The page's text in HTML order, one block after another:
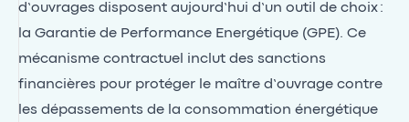
d’ouvrages disposent aujourd’hui d’un outil de choix :
la Garantie de Performance Energétique (GPE). Ce
mécanisme contractuel inclut des sanctions
financières pour protéger le maître d’ouvrage contre
les dépassements de la consommation énergétique